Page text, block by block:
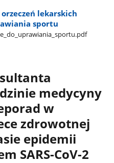
lekarskich
sportu
medycyny
w
zdrowotnej
epidemii
SARS-CoV-2